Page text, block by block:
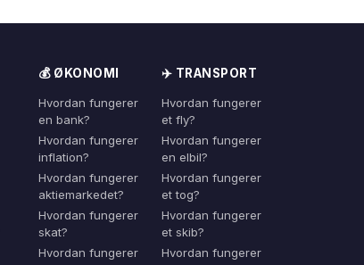
💰 ØKONOMI
Hvordan fungerer
en bank?
Hvordan fungerer
inflation?
Hvordan fungerer
aktiemarkedet?
Hvordan fungerer
skat?
Hvordan fungerer
✈️ TRANSPORT
Hvordan fungerer
et fly?
Hvordan fungerer
en elbil?
Hvordan fungerer
et tog?
Hvordan fungerer
et skib?
Hvordan fungerer